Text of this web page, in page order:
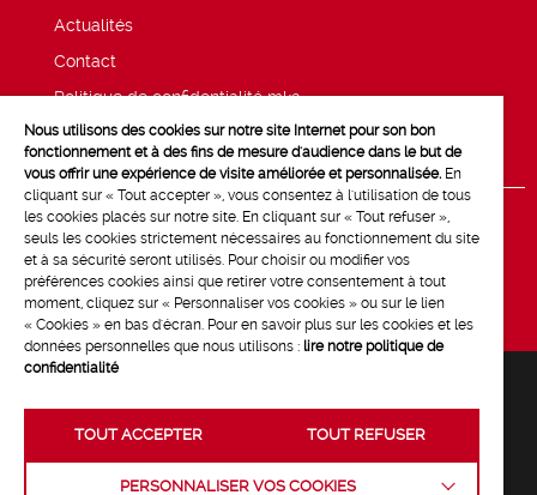
Actualités
Contact
Politique de confidentialité mk2
Mentions légales
Crédits :La Jungle
Nous utilisons des cookies sur notre site Internet pour son bon
fonctionnement et à des fins de mesure d'audience dans le but de
vous offrir une expérience de visite améliorée et personnalisée. En
cliquant sur « Tout accepter », vous consentez à l'utilisation de tous
les cookies placés sur notre site. En cliquant sur « Tout refuser »,
seuls les cookies strictement nécessaires au fonctionnement du site
et à sa sécurité seront utilisés. Pour choisir ou modifier vos
préférences cookies ainsi que retirer votre consentement à tout
moment, cliquez sur « Personnaliser vos cookies » ou sur le lien
« Cookies » en bas d'écran. Pour en savoir plus sur les cookies et les
données personnelles que nous utilisons : lire notre politique de
confidentialité
TOUT ACCEPTER TOUT REFUSER
PERSONNALISER VOS COOKIES